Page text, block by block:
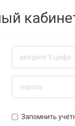
Запомнить